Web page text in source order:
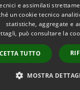
e assimilati
un cookie tecnico
statistiche, aggregate e
può consultare la
TUTTO
MOSTRA